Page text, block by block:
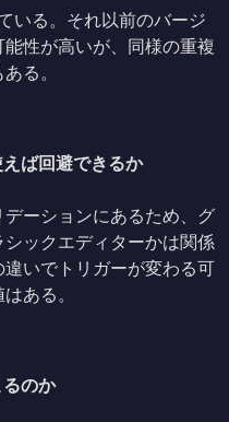
いる。それ以前のバージ
性が高いが、同様の重複
る。
ば回避できるか
ーションにあるため、グ
ックエディターかは関係
いでトリガーが変わる可
ある。
のか